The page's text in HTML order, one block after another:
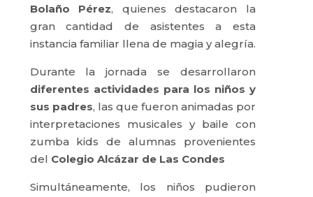
Bolaño Pérez, quienes destacaron la
gran cantidad de asistentes a esta
instancia familiar llena de magia y alegría.
Durante la jornada se desarrollaron
diferentes actividades para los niños y
sus padres, las que fueron animadas por
interpretaciones musicales y baile con
zumba kids de alumnas provenientes
del Colegio Alcázar de Las Condes
Simultáneamente, los niños pudieron